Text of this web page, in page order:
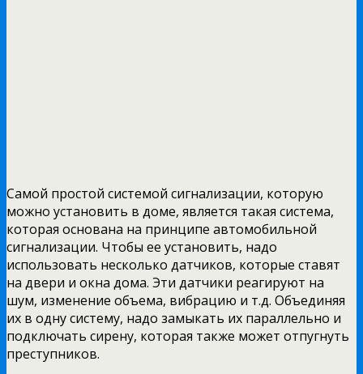
Самой простой системой сигнализации, которую
можно установить в доме, является такая система,
которая основана на принципе автомобильной
сигнализации. Чтобы ее установить, надо
использовать несколько датчиков, которые ставят
на двери и окна дома. Эти датчики реагируют на
шум, изменение объема, вибрацию и т.д. Объединяя
их в одну систему, надо замыкать их параллельно и
подключать сирену, которая также может отпугнуть
преступников.